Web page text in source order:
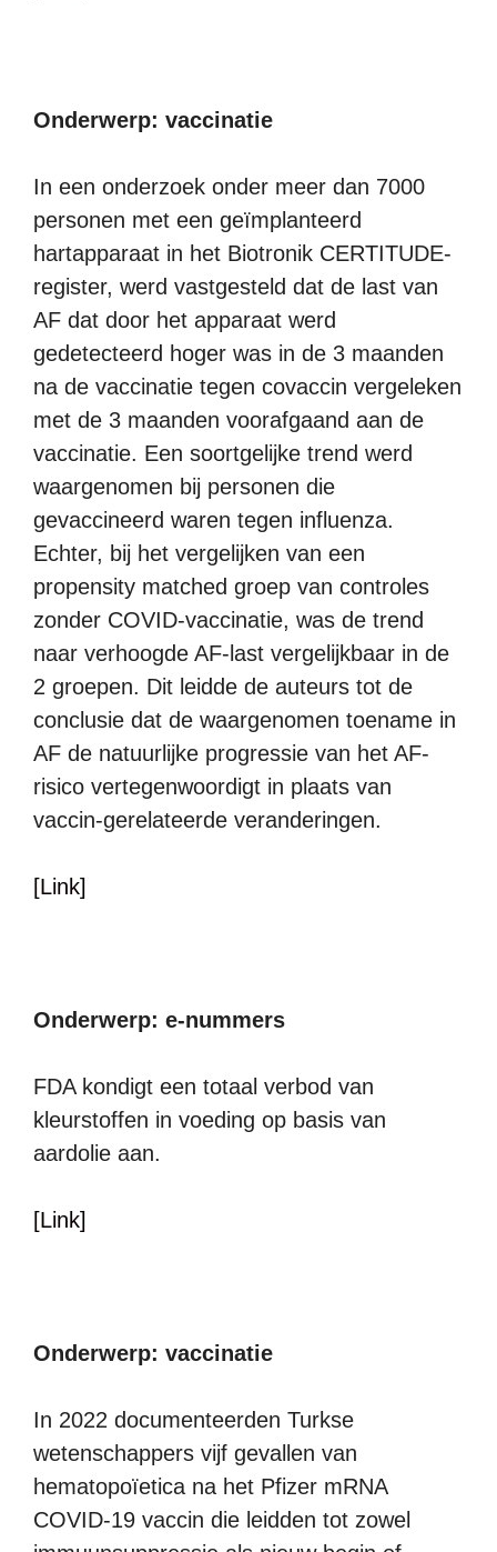
Onderwerp: vaccinatie
In een onderzoek onder meer dan 7000
personen met een geïmplanteerd
hartapparaat in het Biotronik CERTITUDE-
register, werd vastgesteld dat de last van
AF dat door het apparaat werd
gedetecteerd hoger was in de 3 maanden
na de vaccinatie tegen covaccin vergeleken
met de 3 maanden voorafgaand aan de
vaccinatie. Een soortgelijke trend werd
waargenomen bij personen die
gevaccineerd waren tegen influenza.
Echter, bij het vergelijken van een
propensity matched groep van controles
zonder COVID-vaccinatie, was de trend
naar verhoogde AF-last vergelijkbaar in de
2 groepen. Dit leidde de auteurs tot de
conclusie dat de waargenomen toename in
AF de natuurlijke progressie van het AF-
risico vertegenwoordigt in plaats van
vaccin-gerelateerde veranderingen.
[Link]
Onderwerp: e-nummers
FDA kondigt een totaal verbod van
kleurstoffen in voeding op basis van
aardolie aan.
[Link]
Onderwerp: vaccinatie
In 2022 documenteerden Turkse
wetenschappers vijf gevallen van
hematopoïetica na het Pfizer mRNA
COVID-19 vaccin die leidden tot zowel